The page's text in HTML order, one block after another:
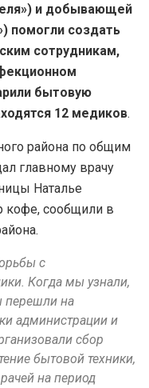
и добывающей
помогли создать
сотрудникам,
бытовую
12 медиков.
района по общим
главному врачу
Наталье
кофе, сообщили в
с
Когда мы узнали,
перешли на
администрации и
сбор
бытовой техники,
на период